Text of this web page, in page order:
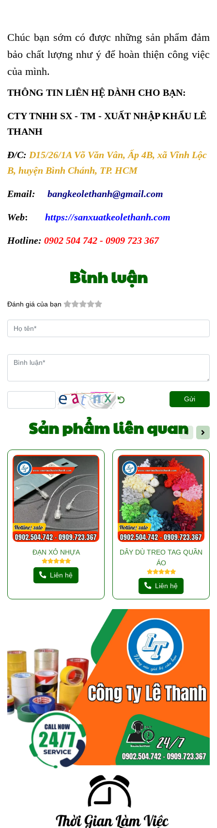
Chúc bạn sớm có được những sản phẩm đảm
bảo chất lượng như ý để hoàn thiện công việc
của mình.
THÔNG TIN LIÊN HỆ DÀNH CHO BẠN:
CTY TNHH SX - TM - XUẤT NHẬP KHẨU LÊ
THANH
Đ/C: D15/26/1A Võ Văn Vân, Ấp 4B, xã Vĩnh Lộc
B, huyện Bình Chánh, TP. HCM
Email: bangkeolethanh@gmail.com
Web: https://sanxuatkeolethanh.com
Hotline: 0902 504 742 - 0909 723 367
Bình luận
Đánh giá của bạn
Gửi
Sản phẩm liên quan
ĐẠN XỎ NHỰA
Liên hệ
DÂY DÙ TREO TAG QUẦN
ÁO
Liên hệ